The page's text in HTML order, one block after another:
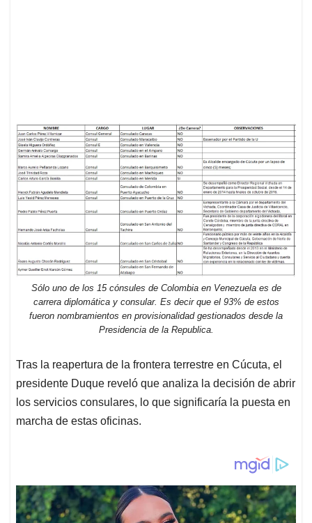
Sólo uno de los 15 cónsules de Colombia en Venezuela es de
carrera diplomática y consular. Es decir que el 93% de estos
fueron nombramientos en provisionalidad gestionados desde la
Presidencia de la Republica.
Tras la reapertura de la frontera terrestre en Cúcuta, el
presidente Duque reveló que analiza la decisión de abrir
los servicios consulares, lo que significaría la puesta en
marcha de estas oficinas.